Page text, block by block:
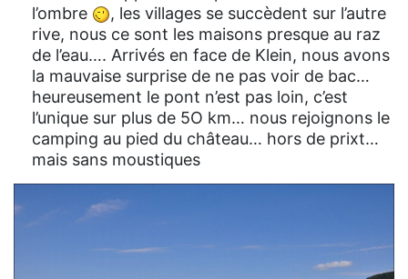
l’ombre
, les villages se succèdent sur l’autre
rive, nous ce sont les maisons presque au raz
de l’eau…. Arrivés en face de Klein, nous avons
la mauvaise surprise de ne pas voir de bac…
heureusement le pont n’est pas loin, c’est
l’unique sur plus de 5O km… nous rejoignons le
camping au pied du château… hors de prixt…
mais sans moustiques